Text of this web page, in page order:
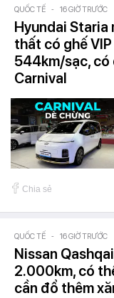
QUỐC TẾ - 16 GIỜ TRƯỚC
Hyundai Staria
thất có ghế
544km/sạc, có
Carnival
Chia sẻ
QUỐC TẾ - 16 GIỜ TRƯỚC
Nissan
2.000km, có
cần đổ thêm